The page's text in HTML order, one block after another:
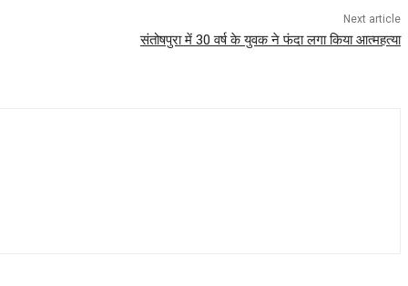
Next article
संतोषपुरा में 30 वर्ष के युवक ने फंदा लगा किया आत्महत्या